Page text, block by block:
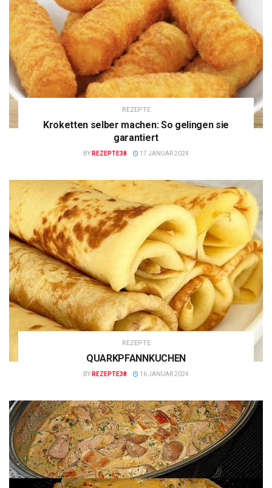
REZEPTE
Kroketten selber machen: So gelingen sie
garantiert
BY REZEPTE38 17 JANUAR 2024
REZEPTE
QUARKPFANNKUCHEN
BY REZEPTE38 16 JANUAR 2024